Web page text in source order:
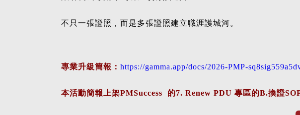
不只一張證照，而是多張證照建立職涯護城河。
專業升級簡報：https://gamma.app/docs/2026-PMP-
本活動簡報上架PMSuccess 的7. Renew PDU 專區的B.換證